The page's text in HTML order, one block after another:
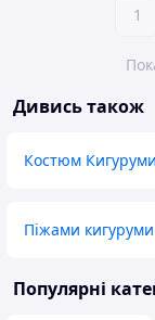
1
Дивись також
Костюм Кигуруми
Піжами кигуруми
Популярні